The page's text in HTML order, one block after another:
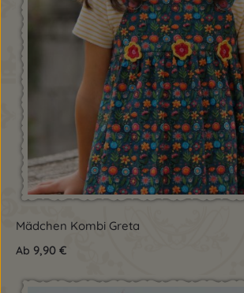
Mädchen Kombi Greta
Ab 9,90 €